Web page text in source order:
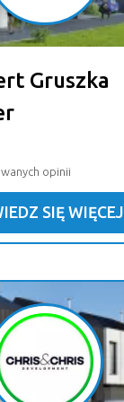
Gruszka
opinii
SIĘ WIĘCEJ